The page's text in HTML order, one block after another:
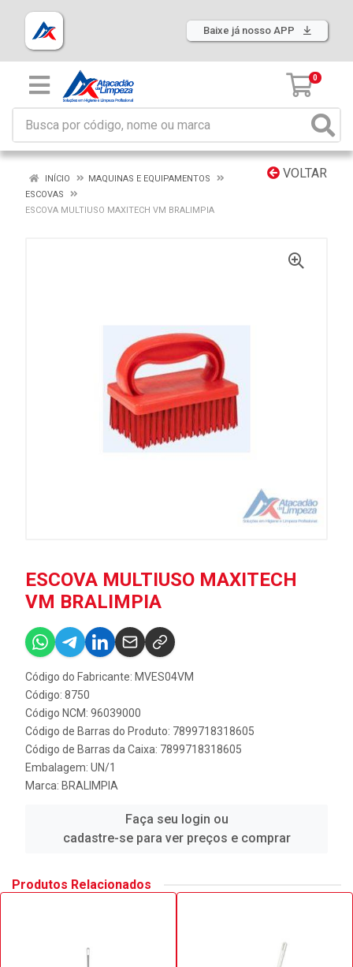
Baixe já nosso APP
0
VOLTAR
INÍCIO
MAQUINAS E EQUIPAMENTOS
ESCOVAS
ESCOVA MULTIUSO MAXITECH VM BRALIMPIA
ESCOVA MULTIUSO MAXITECH
VM BRALIMPIA
Código do Fabricante: MVES04VM
Código: 8750
Código NCM: 96039000
Código de Barras do Produto: 7899718318605
Código de Barras da Caixa: 7899718318605
Embalagem: UN/1
Marca: BRALIMPIA
Faça seu login ou
cadastre-se para ver preços e comprar
Produtos Relacionados